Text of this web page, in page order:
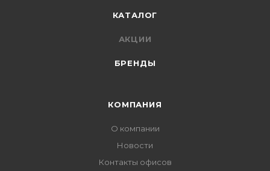
КАТАЛОГ
АКЦИИ
БРЕНДЫ
КОМПАНИЯ
О компании
Новости
Контакты офисов